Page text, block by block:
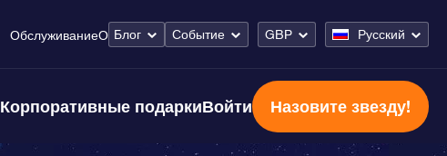
ОбслуживаниеО Блог Событие GBP Русский
Корпоративные подаркиВойти Назовите звезду!